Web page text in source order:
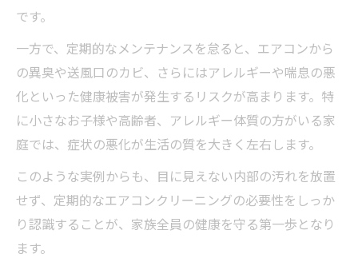
です。
一方で、定期的なメンテナンスを怠ると、エアコンから
の異臭や送風口のカビ、さらにはアレルギーや喘息の悪
化といった健康被害が発生するリスクが高まります。特
に小さなお子様や高齢者、アレルギー体質の方がいる家
庭では、症状の悪化が生活の質を大きく左右します。
このような実例からも、目に見えない内部の汚れを放置
せず、定期的なエアコンクリーニングの必要性をしっか
り認識することが、家族全員の健康を守る第一歩となり
ます。